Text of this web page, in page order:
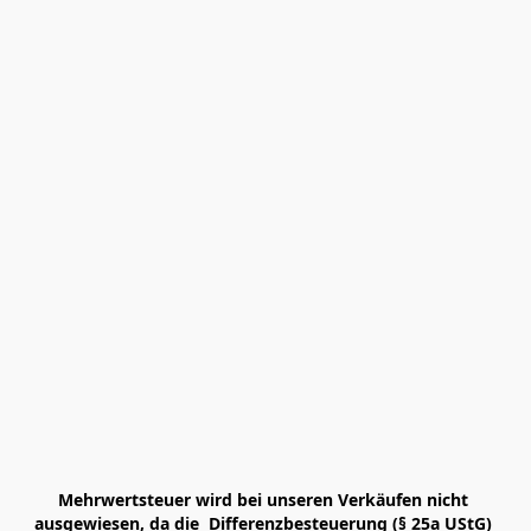
Mehrwertsteuer wird bei unseren Verkäufen nicht
ausgewiesen, da die  Differenzbesteuerung (§ 25a UStG)